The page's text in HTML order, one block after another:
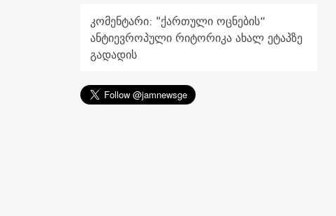
კომენტარი: "ქართული ოცნების“
ანტიევროპული რიტორიკა ახალ ეტაპზე
გადადის